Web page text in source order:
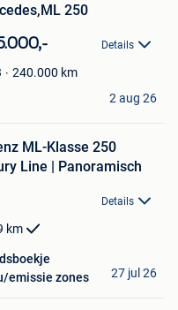
250
Details
240.000 km
2 aug 26
ML-Klasse 250
Line | Panoramisch
Details
km
emissie zones
27 jul 26